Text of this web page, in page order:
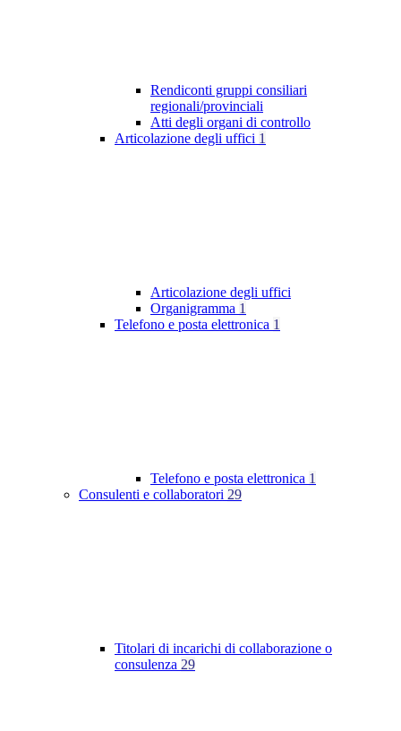
Rendiconti gruppi consiliari
regionali/provinciali
Atti degli organi di controllo
Articolazione degli uffici 1
Articolazione degli uffici
Organigramma 1
Telefono e posta elettronica 1
Telefono e posta elettronica 1
Consulenti e collaboratori 29
Titolari di incarichi di collaborazione o
consulenza 29